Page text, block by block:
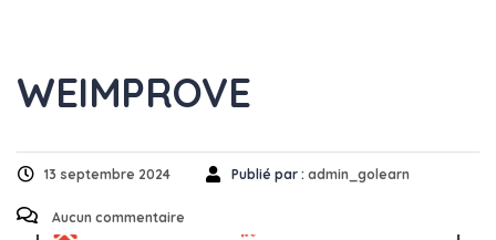
WEIMPROVE
13 septembre 2024 Publié par : admin_golearn
Aucun commentaire